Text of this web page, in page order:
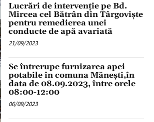
Lucrări de intervenție pe Bd.
Mircea cel Bătrân din Târgoviște
pentru remedierea unei
conducte de apă avariată
21/09/2023
Se întrerupe furnizarea apei
potabile în comuna Mănești,în
data de 08.09.2023, între orele
08:00-12:00
06/09/2023